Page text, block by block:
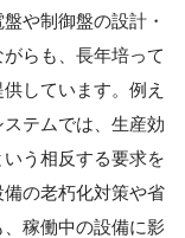
や制御盤の設計・
らも、長年培って
しています。例え
テムでは、生産効
う相反する要求を
の老朽化対策や省
稼働中の設備に影